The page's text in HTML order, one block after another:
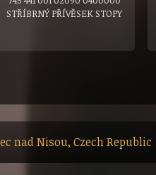
STŘÍBRNÝ PŘÍVĚSEK STOPY
nad Nisou, Czech Republic